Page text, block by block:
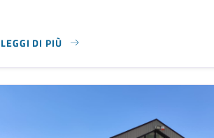
LEGGI DI PIÙ
SU BOSCO DEL GERBASSO